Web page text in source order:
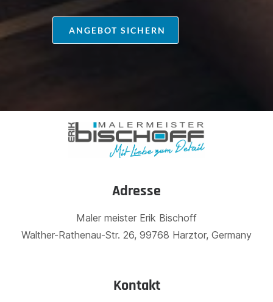
ANGEBOT SICHERN
Adresse
Maler meister Erik Bischoff
Walther-Rathenau-Str. 26, 99768 Harztor, Germany
Kontakt